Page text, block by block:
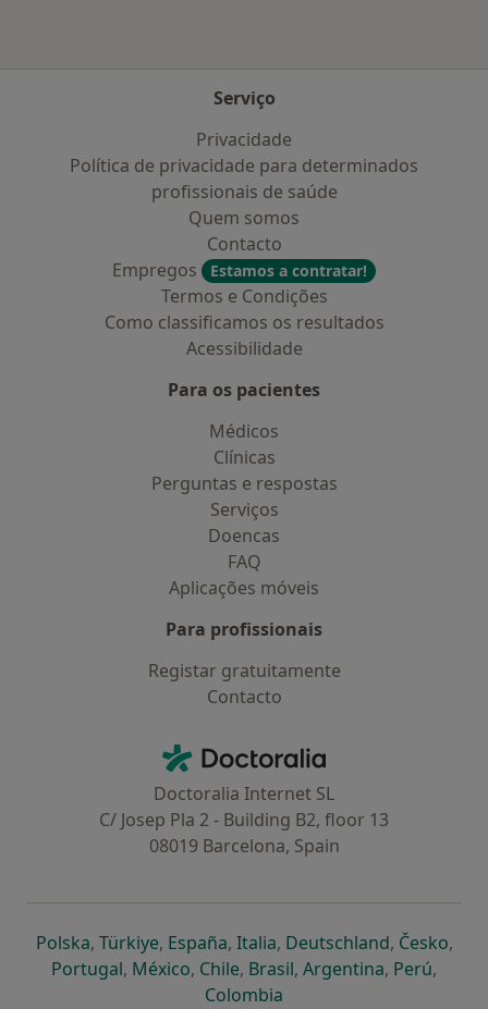
Serviço
Privacidade
Política de privacidade para determinados
profissionais de saúde
Quem somos
Contacto
Empregos
Estamos a contratar!
Termos e Condições
Como classificamos os resultados
Acessibilidade
Para os pacientes
Médicos
Clínicas
Perguntas e respostas
Serviços
Doencas
FAQ
Aplicações móveis
Para profissionais
Registar gratuitamente
Contacto
Doctoralia - Homepage
Doctoralia Internet SL
C/ Josep Pla 2 - Building B2, floor 13
08019 Barcelona, Spain
Polskaabre num novo separador
, Türkiyeabre num novo separador
, Españaabre num novo separador
, Italiaabre num novo
, Deutschlandabre num
, Česko,
Portugalabre num novo separador
, Méxicoabre num novo separador
, Chileabre num novo separador
, Brasilabre num novo
, Argentinaabre num
, Perúabre
,
Colombia